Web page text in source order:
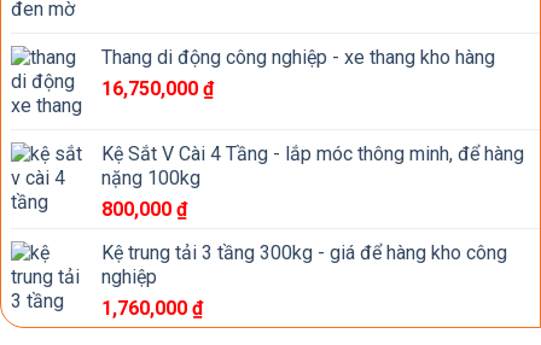
Thang di động công nghiệp - xe thang kho hàng
16,750,000 ₫
Kệ Sắt V Cài 4 Tầng - lắp móc thông minh, để hàng
nặng 100kg
800,000 ₫
Kệ trung tải 3 tầng 300kg - giá để hàng kho công
nghiệp
1,760,000 ₫